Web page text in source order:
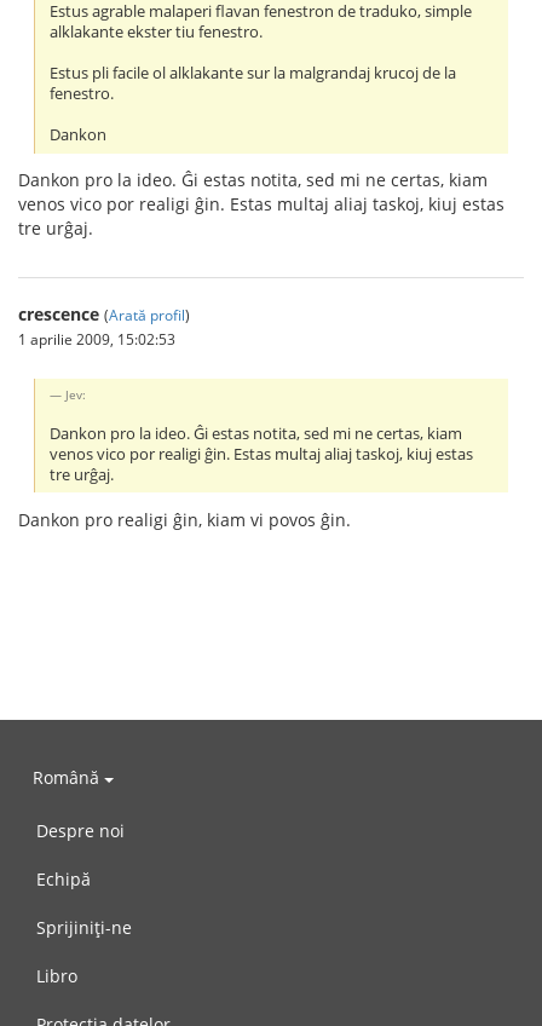
Estus agrable malaperi flavan fenestron de traduko, simple
alklakante ekster tiu fenestro.
Estus pli facile ol alklakante sur la malgrandaj krucoj de la
fenestro.
Dankon
Dankon pro la ideo. Ĝi estas notita, sed mi ne certas, kiam
venos vico por realigi ĝin. Estas multaj aliaj taskoj, kiuj estas
tre urĝaj.
crescence (Arată profil)
1 aprilie 2009, 15:02:53
Jev:
Dankon pro la ideo. Ĝi estas notita, sed mi ne certas, kiam
venos vico por realigi ĝin. Estas multaj aliaj taskoj, kiuj estas
tre urĝaj.
Dankon pro realigi ĝin, kiam vi povos ĝin.
Română
Despre noi
Echipă
Sprijiniți-ne
Libro